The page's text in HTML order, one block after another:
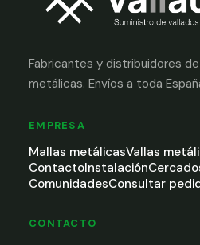
Fabricantes y distribuidores
metálicas. Envíos a toda
EMPRESA
Mallas metálicasVallas
ContactoInstalación
ComunidadesConsultar
CONTACTO